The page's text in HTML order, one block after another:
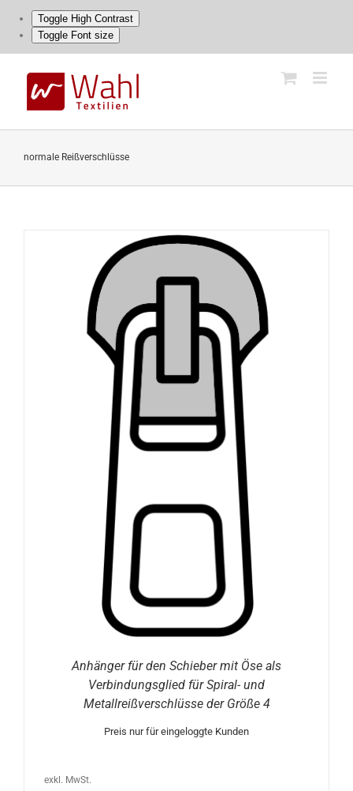
Toggle High Contrast
Toggle Font size
content
normale Reißverschlüsse
Anhänger für den Schieber mit Öse als
Verbindungsglied für Spiral- und
Metallreißverschlüsse der Größe 4
Preis nur für eingeloggte Kunden
exkl. MwSt.